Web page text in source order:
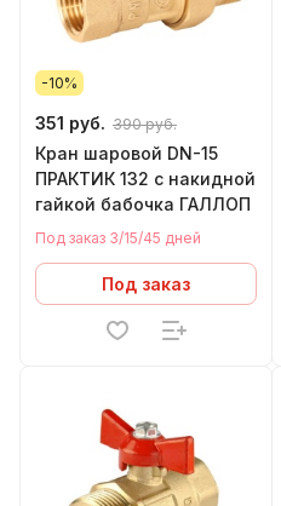
-10%
351 руб. 390 руб.
Кран шаровой DN-15
ПРАКТИК 132 с накидной
гайкой бабочка ГАЛЛОП
Под заказ 3/15/45 дней
Под заказ